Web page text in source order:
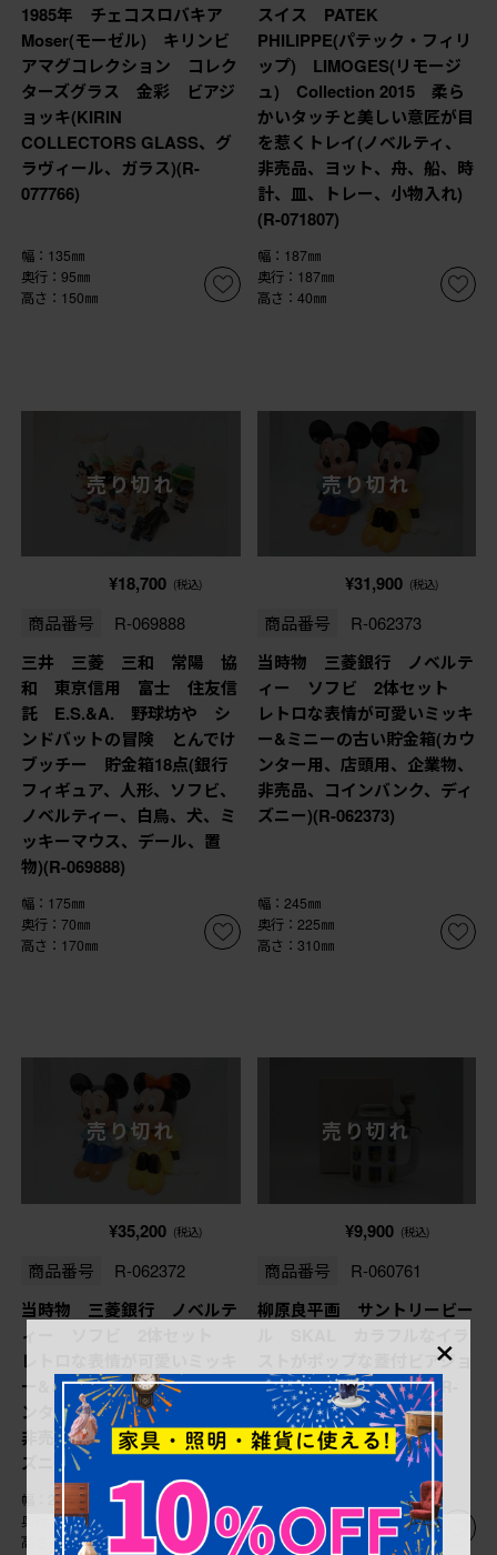
1985年 チェコスロバキア
Moser(モーゼル) キリンビ
アマグコレクション コレク
ターズグラス 金彩 ビアジ
ョッキ(KIRIN
COLLECTORS GLASS、グ
ラヴィール、ガラス)(R-
077766)
幅：135㎜
奥行：95㎜
高さ：150㎜
スイス PATEK
PHILIPPE(パテック・フィリ
ップ) LIMOGES(リモージ
ュ) Collection 2015 柔ら
かいタッチと美しい意匠が目
を惹くトレイ(ノベルティ、
非売品、ヨット、舟、船、時
計、皿、トレー、小物入れ)
(R-071807)
幅：187㎜
奥行：187㎜
高さ：40㎜
売り切れ
¥18,700 (税込)
商品番号 R-069888
三井 三菱 三和 常陽 協
和 東京信用 富士 住友信
託 E.S.&A. 野球坊や シ
ンドバットの冒険 とんでけ
ブッチー 貯金箱18点(銀行
フィギュア、人形、ソフビ、
ノベルティー、白鳥、犬、ミ
ッキーマウス、デール、置
物)(R-069888)
幅：175㎜
奥行：70㎜
高さ：170㎜
売り切れ
¥31,900 (税込)
商品番号 R-062373
当時物 三菱銀行 ノベルテ
ィー ソフビ 2体セット
レトロな表情が可愛いミッキ
ー&ミニーの古い貯金箱(カウ
ンター用、店頭用、企業物、
非売品、コインバンク、ディ
ズニー)(R-062373)
幅：245㎜
奥行：225㎜
高さ：310㎜
売り切れ
¥35,200 (税込)
商品番号 R-062372
当時物 三菱銀行 ノベルテ
ィー ソフビ 2体セット
レトロな表情が可愛いミッキ
ー&ミニーの古い貯金箱(カウ
ンター用、店頭用、企業物、
非売品、コインバンク、ディ
ズニー)(R-062372)
幅：245㎜
奥行：225㎜
高さ：310㎜
売り切れ
¥9,900 (税込)
商品番号 R-060761
柳原良平画 サントリービー
ストがポップな蓋付ビアジョ
ッキ(有田焼、深川製磁)(R-
060761)
奥行：140㎜
高さ：185㎜
×